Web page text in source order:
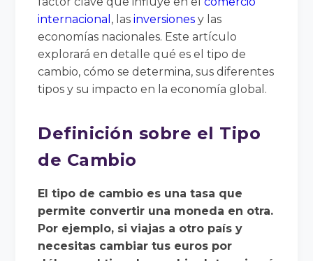
internacional , lasinversiones y las
economías nacionales. Este artículo
explorará en detalle qué es el tipo de
cambio, cómo se determina, sus diferentes
tipos y su impacto en la economía global.
Definición sobre el Tipo
de Cambio
El tipo de cambio es una tasa que
permite convertir una moneda en otra.
Por ejemplo, si viajas a otro país y
necesitas cambiar tus euros por